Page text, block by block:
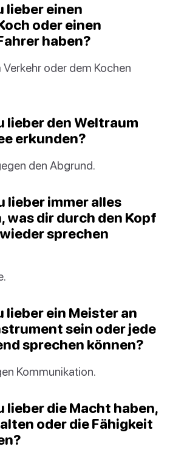
lieber einen
oder einen
haben?
oder dem Kochen
lieber den Weltraum
erkunden?
den Abgrund.
lieber immer alles
was dir durch den Kopf
sprechen
lieber ein Meister an
sein oder jede
sprechen können?
Kommunikation.
lieber die Macht haben,
oder die Fähigkeit